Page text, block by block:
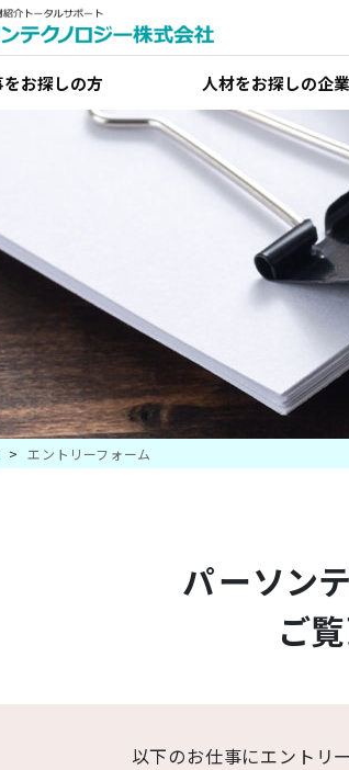
をお探しの方 人材をお探しの企
エントリーフォーム
パーソン
ご
以下のお仕事にエントリ